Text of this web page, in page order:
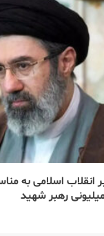
انقلاب اسلامی به
رهبر شهید